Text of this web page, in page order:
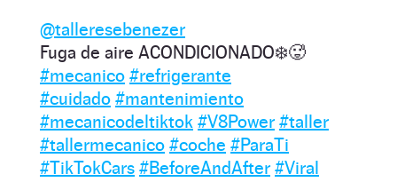
@talleresebenezer
Fuga de aire ACONDICIONADO❄️🥵
#mecanico #refrigerante
#cuidado #mantenimiento
#mecanicodeltiktok #V8Power #taller
#tallermecanico #coche #ParaTi
#TikTokCars #BeforeAndAfter #Viral